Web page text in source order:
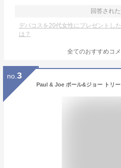
回答され
デパコスを20代女性にプレゼントし
は？
全てのおすすめコメ
no. 3